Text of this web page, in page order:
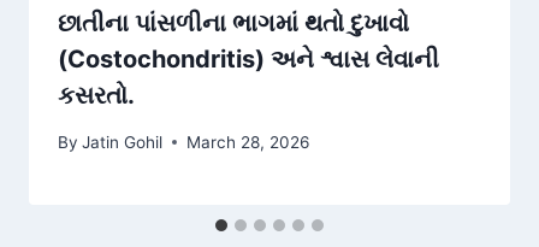
છાતીના પાંસળીના ભાગમાં થતો દુખાવો
(Costochondritis) અને શ્વાસ લેવાની
કસરતો.
By Jatin Gohil March 28, 2026